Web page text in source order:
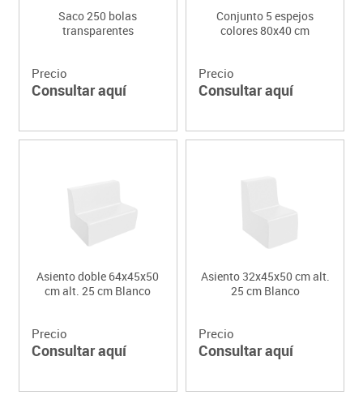
Saco 250 bolas
transparentes
Precio
Consultar aquí
Conjunto 5 espejos
colores 80x40 cm
Precio
Consultar aquí
Asiento doble 64x45x50
cm alt. 25 cm Blanco
Precio
Consultar aquí
Asiento 32x45x50 cm alt.
25 cm Blanco
Precio
Consultar aquí